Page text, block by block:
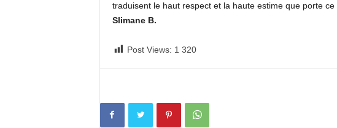
traduisent le haut respect et la haute estime que porte ce
Slimane B.
Post Views: 1 320